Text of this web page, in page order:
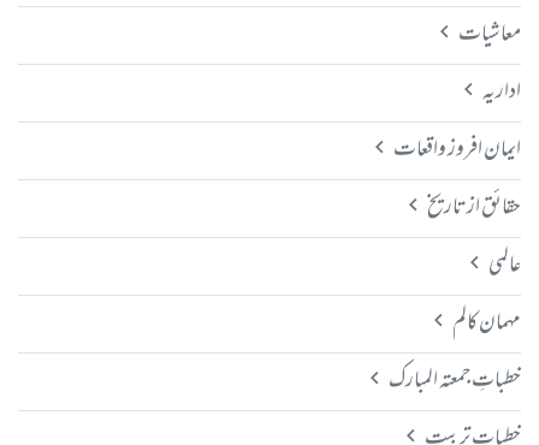
معاشیات
اداریہ
ایمان افروز واقعات
حقائق از تاریخ
عالمی
مہمان کالم
خطباتِ جمعتہ المبارک